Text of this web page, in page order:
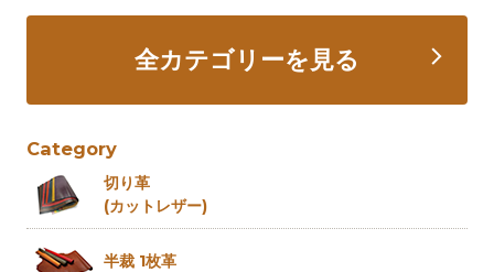
全カテゴリーを見る
Category
切り革
(カットレザー)
半裁 1枚革